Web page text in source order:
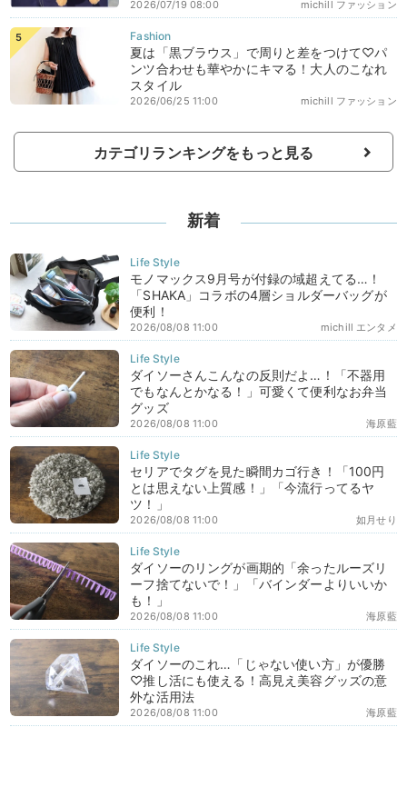
michill ファッション
2026/07/19 08:00
夏は「黒ブラウス」で周りと差をつけて♡パ
ンツ合わせも華やかにキマる！大人のこなれ
スタイル
michill ファッション
2026/06/25 11:00
カテゴリランキングをもっと見る
新着
モノマックス9月号が付録の域超えてる…！
「SHAKA」コラボの4層ショルダーバッグが
便利！
michill エンタメ
2026/08/08 11:00
ダイソーさんこんなの反則だよ…！「不器用
でもなんとかなる！」可愛くて便利なお弁当
グッズ
海原藍
2026/08/08 11:00
セリアでタグを見た瞬間カゴ行き！「100円
とは思えない上質感！」「今流行ってるヤ
ツ！」
如月せり
2026/08/08 11:00
ダイソーのリングが画期的「余ったルーズリ
ーフ捨てないで！」「バインダーよりいいか
も！」
海原藍
2026/08/08 11:00
ダイソーのこれ…「じゃない使い方」が優勝
♡推し活にも使える！高見え美容グッズの意
外な活用法
海原藍
2026/08/08 11:00